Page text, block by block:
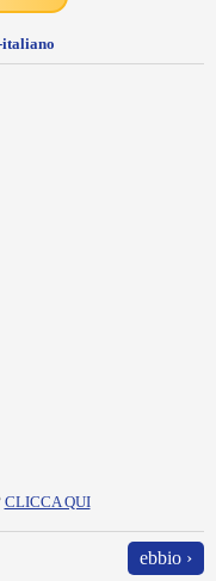
CLICCA QUI
ebbio ›